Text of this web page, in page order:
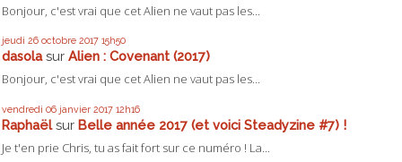
Bonjour, c'est vrai que cet Alien ne vaut pas les...
jeudi 26 octobre 2017 15h50
dasolasur Alien : Covenant (2017)
Bonjour, c'est vrai que cet Alien ne vaut pas les...
vendredi 06 janvier 2017 12h16
Raphaëlsur Belle année 2017 (et voici Steadyzine #7) !
Je t'en prie Chris, tu as fait fort sur ce numéro ! La...